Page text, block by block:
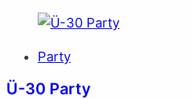
Party
Ü-30 Party